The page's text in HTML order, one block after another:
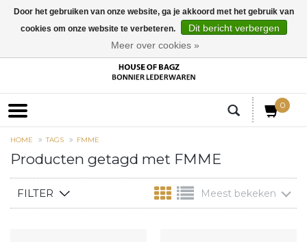
0
HOME TAGS FMME
Producten getagd met FMME
FILTER Meest bekeken
Door het gebruiken van onze website, ga je akkoord met het gebruik van
cookies om onze website te verbeteren.
Dit bericht verbergen
Meer over cookies »